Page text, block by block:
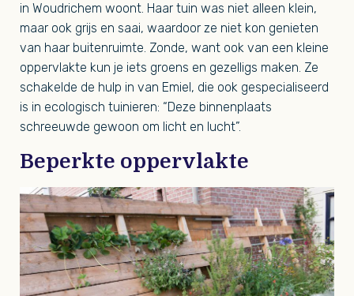
in Woudrichem woont. Haar tuin was niet alleen klein,
maar ook grijs en saai, waardoor ze niet kon genieten
van haar buitenruimte. Zonde, want ook van een kleine
oppervlakte kun je iets groens en gezelligs maken. Ze
schakelde de hulp in van Emiel, die ook gespecialiseerd
is in ecologisch tuinieren: “Deze binnenplaats
schreeuwde gewoon om licht en lucht”.
Beperkte oppervlakte